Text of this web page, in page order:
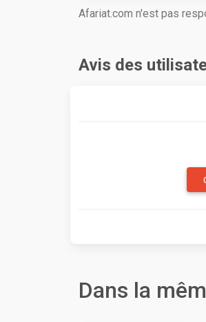
Afariat.com n'est pas
Avis des
Dans la